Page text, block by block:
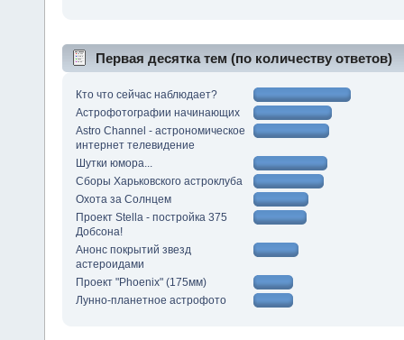
Первая десятка тем (по количеству ответов)
Кто что сейчас наблюдает?
Астрофотографии начинающих
Astro Channel - астрономическое
интернет телевидение
Шутки юмора...
Сборы Харьковского астроклуба
Охота за Солнцем
Проект Stella - постройка 375
Добсона!
Анонс покрытий звезд
астероидами
Проект "Phoenix" (175мм)
Лунно-планетное астрофото